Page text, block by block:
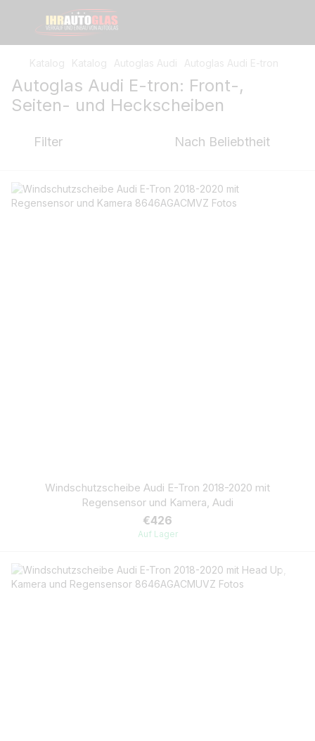
Katalog Katalog Autoglas Audi Autoglas Audi E-tron
Autoglas Audi E-tron: Front-,
Seiten- und Heckscheiben
Filter Nach Beliebtheit
Windschutzscheibe Audi E-Tron 2018-2020 mit
Regensensor und Kamera, Audi
€426
Auf Lager